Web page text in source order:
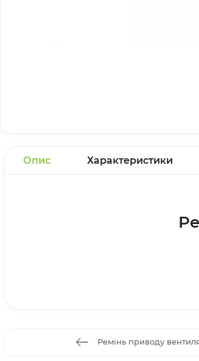
Опис Характеристики
Ремінь приводу